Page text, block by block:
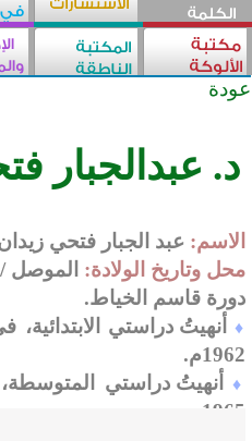
عودة
د. عبدالجبار
الاسم: عبد الجبار فتحي
محل وتاريخ الولادة:
دورة قاسم الخياط.
♦
أنهيتُ دراستي
1962م.
♦
أنهيتُ دراستي
1965م.